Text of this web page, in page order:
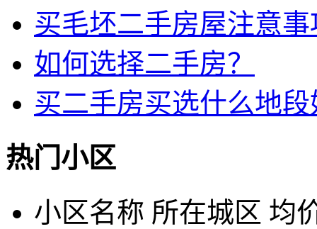
买毛坯二手房屋注意事
如何选择二手房？
买二手房买选什么地段
热门小区
小区名称 所在城区 均